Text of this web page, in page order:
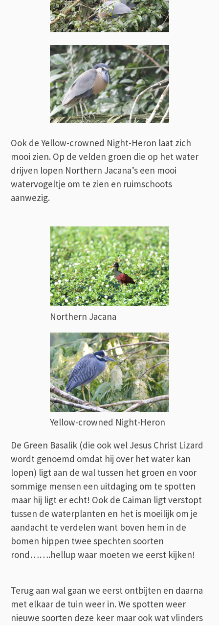
Ook de Yellow-crowned Night-Heron laat zich
mooi zien. Op de velden groen die op het water
drijven lopen Northern Jacana’s een mooi
watervogeltje om te zien en ruimschoots
aanwezig.
Northern Jacana
Yellow-crowned Night-Heron
De Green Basalik (die ook wel Jesus Christ Lizard
wordt genoemd omdat hij over het water kan
lopen) ligt aan de wal tussen het groen en voor
sommige mensen een uitdaging om te spotten
maar hij ligt er echt! Ook de Caiman ligt verstopt
tussen de waterplanten en het is moeilijk om je
aandacht te verdelen want boven hem in de
bomen hippen twee spechten soorten
rond…….hellup waar moeten we eerst kijken!
Terug aan wal gaan we eerst ontbijten en daarna
met elkaar de tuin weer in. We spotten weer
nieuwe soorten deze keer maar ook wat vlinders